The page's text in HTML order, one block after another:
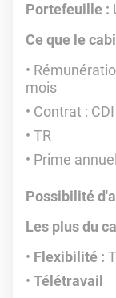
Portefeuille :
Ce que le
mois
Contrat : CDI
TR
Prime
Possibilité
Les plus du
Flexibilité :
Télétravail